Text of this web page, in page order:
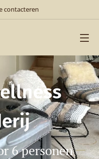
contacteren
6 personen